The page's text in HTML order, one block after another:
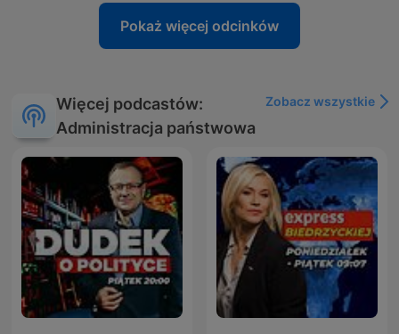
Pokaż więcej odcinków
Więcej podcastów:
Administracja państwowa
Zobacz wszystkie